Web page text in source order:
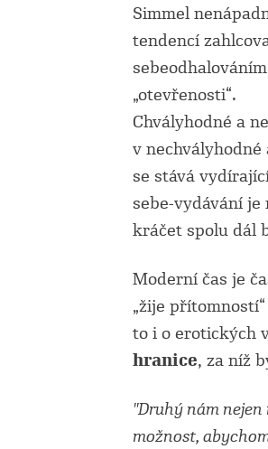
Simmel
tendencí
„otevřenosti“.
Chvályhodné a
v nechvályhodné
se stává
sebe-vydávání
kráčet spolu dál
Moderní čas je
„žije
to i o erotických
hranice, za níž
"Druhý nám
možnost,